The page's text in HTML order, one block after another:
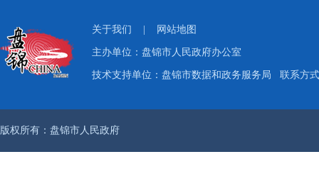
关于我们 网站地图
主办单位：盘锦市人民政府办公室
技术支持单位：盘锦市数据和政务服务局 联系方
版权所有：盘锦市人民政府